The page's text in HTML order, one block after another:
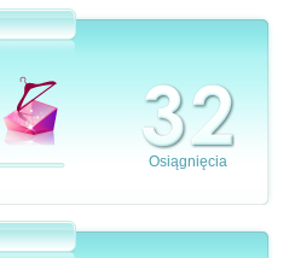
Osiągnięcia